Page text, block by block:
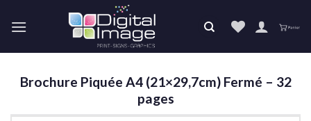
Brochure Piquée A4 (21×29,7cm) Fermé – 32
pages